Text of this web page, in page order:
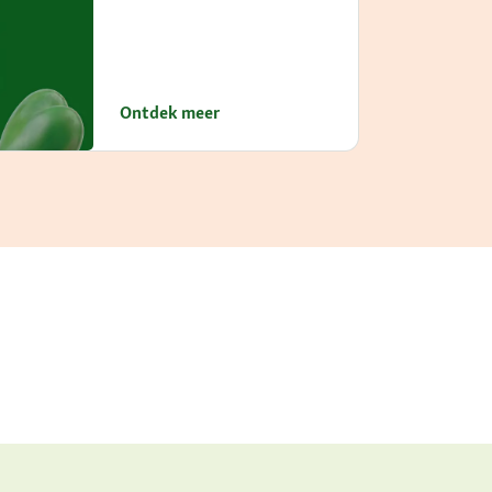
Ontdek meer